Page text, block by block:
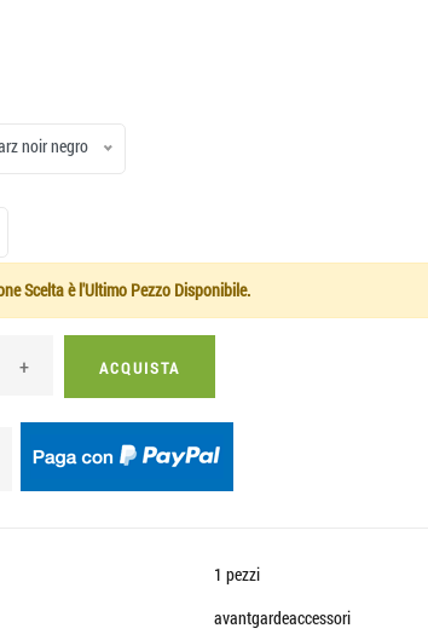
noir negro
Scelta è l'Ultimo Pezzo Disponibile.
+ ACQUISTA
1 pezzi
avantgardeaccessori